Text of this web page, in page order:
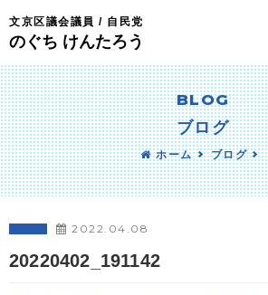
文京区議会議員 / 自民党
のぐち けんたろう
BLOG
ブログ
ホーム ブログ
2022.04.08
20220402_191142